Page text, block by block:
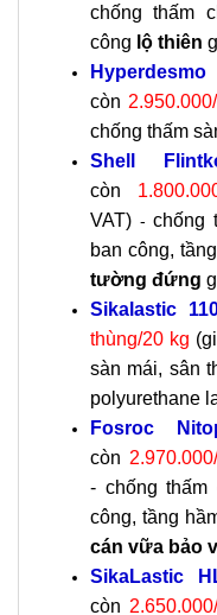
chống thấm
công lộ thiên
còn
chống thấm
Shell
còn
VAT) - chống
ban công,
tường đứng
Sikalastic
thùng/20 kg
sàn mái, sân
polyurethane
Fosroc
còn
- chống
công, tầng
cán vữa bảo
SikaLastic
còn